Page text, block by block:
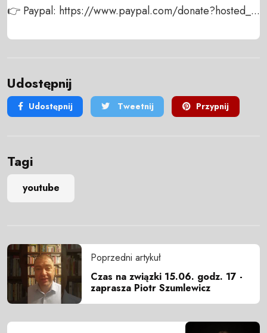
👉 Paypal: https://www.paypal.com/donate?hosted_...
Udostępnij
Udostępnij Tweetnij Przypnij
Tagi
youtube
Poprzedni artykuł
Czas na związki 15.06. godz. 17 -
zaprasza Piotr Szumlewicz